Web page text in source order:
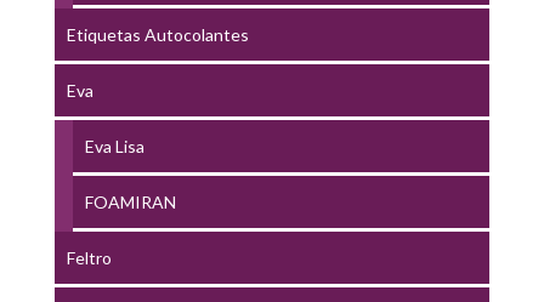
Etiquetas Autocolantes
Eva
Eva Lisa
FOAMIRAN
Feltro